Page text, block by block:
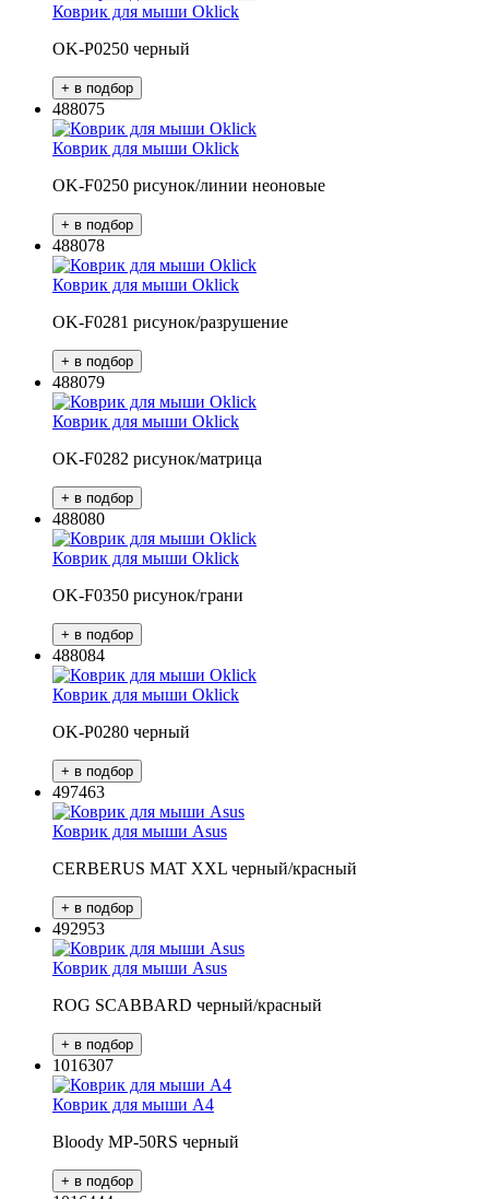
Коврик для мыши Oklick
OK-P0250 черный
488075
Коврик для мыши Oklick
OK-F0250 рисунок/линии неоновые
488078
Коврик для мыши Oklick
OK-F0281 рисунок/разрушение
488079
Коврик для мыши Oklick
OK-F0282 рисунок/матрица
488080
Коврик для мыши Oklick
OK-F0350 рисунок/грани
488084
Коврик для мыши Oklick
OK-P0280 черный
497463
Коврик для мыши Asus
CERBERUS MAT XXL черный/красный
492953
Коврик для мыши Asus
ROG SCABBARD черный/красный
1016307
Коврик для мыши A4
Bloody MP-50RS черный